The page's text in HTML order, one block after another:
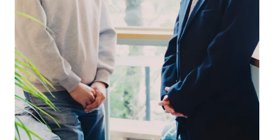
flamingo
内製化支援 組織開発・人材育成
業界から探す
IT/情報/通信 メーカー/製造/建設
小売/流通/卸 サービス 公共/行政